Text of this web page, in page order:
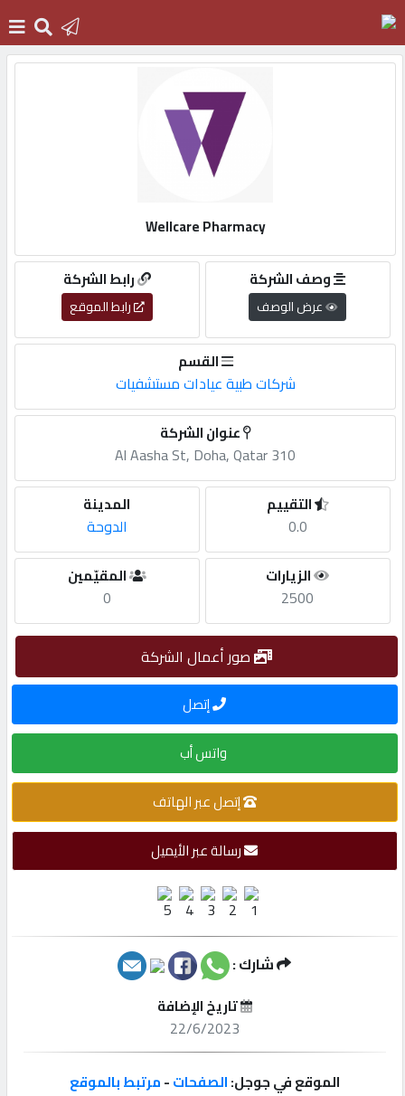
English
الاحصائيات
الأقسام
مميزة
إبحث
بنا
إعلانات
Wellcare Pharmacy
رابط الشركة
رابط الموقع
وصف الشركة
عرض الوصف
القسم
شركات طبية عيادات مستشفيات
عنوان الشركة
310 Al Aasha St, Doha, Qatar
المدينة
الدوحة
التقييم
0.0
المقيّمين
0
الزيارات
2500
صور أعمال الشركة
إتصل
واتس أب
إتصل عبر الهاتف
رسالة عبر الأيميل
شارك :
تاريخ الإضافة
22/6/2023
الموقع في جوجل:الصفحات-مرتبط بالموقع